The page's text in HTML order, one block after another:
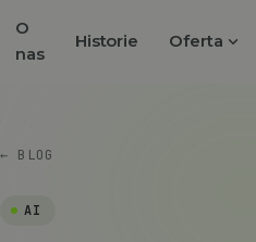
O
nas
Historie Oferta expand_more
← BLOG
AI